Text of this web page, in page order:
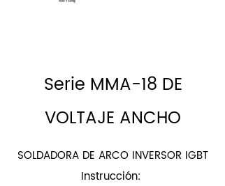
Serie MMA-18 DE
VOLTAJE ANCHO
SOLDADORA DE ARCO INVERSOR IGBT
Instrucción: